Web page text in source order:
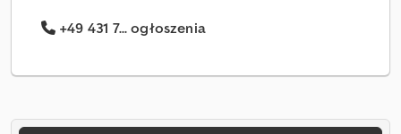
+49 431 7... ogłoszenia